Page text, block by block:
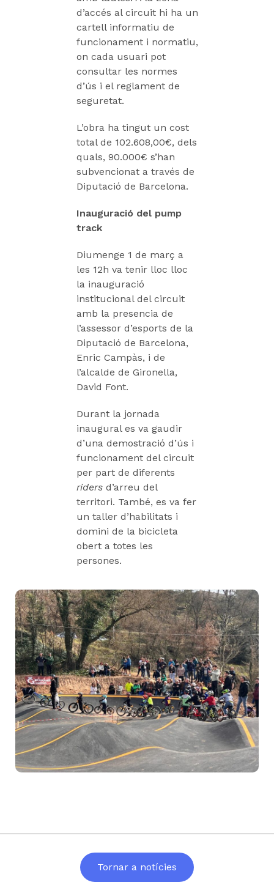
d’accés al circuit hi ha un
cartell informatiu de
funcionament i normatiu,
on cada usuari pot
consultar les normes
d’ús i el reglament de
seguretat.
L’obra ha tingut un cost
total de 102.608,00€, dels
quals, 90.000€ s’han
subvencionat a través de
Diputació de Barcelona.
Inauguració del pump
track
Diumenge 1 de març a
les 12h va tenir lloc lloc
la inauguració
institucional del circuit
amb la presencia de
l’assessor d’esports de la
Diputació de Barcelona,
Enric Campàs, i de
l’alcalde de Gironella,
David Font.
Durant la jornada
inaugural es va gaudir
d’una demostració d’ús i
funcionament del circuit
per part de diferents
ridersd’arreu del
territori. També, es va fer
un taller d’habilitats i
domini de la bicicleta
obert a totes les
persones.
Tornar a notícies